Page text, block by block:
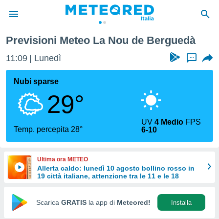
di
per
le
di
Web
Previsioni Meteo La Nou de Berguedà
11:09 Lunedì ...
Nubi sparse
29°
Temp. percepita 28°
UV4 Medio FPS
6-10
Ultima ora METEO
Allerta caldo: lunedì 10 agosto bollino rosso in
19 città italiane, attenzione tra le 11 e le 18
Scarica GRATIS la app di Meteored! Installa